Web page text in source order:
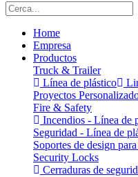
Home
Empresa
Productos
Truck & Trailer
Línea de plástico
Proyectos
Fire & Safety
Incendios - Línea de
Seguridad - Línea de
Soportes de design
Security Locks
Cerraduras de